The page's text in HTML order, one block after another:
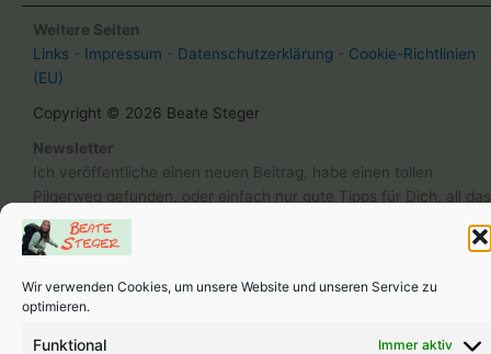
Wir verwenden Cookies, um unsere Website und unseren Service zu
optimieren.
Funktional Immer aktiv
Weitere Seiten
Links
Impressum Datenschutzerklärung
Cookie-Richtlinien
(EU)
Copyright © 2026 Beate Steger
Newsletter
Ich veröffentliche einen neuen Beitrag, habe einen tollen
Pilgerweg gefunden, oder einfach nur gute Tipps für Dich, all das
schicke ich gerne und unverbindlich per